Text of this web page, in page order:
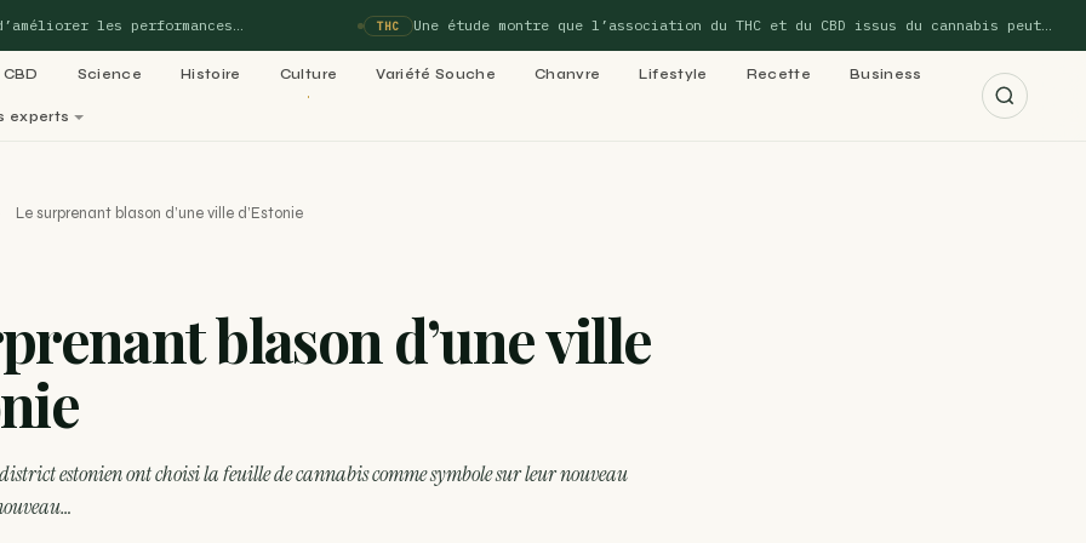
les performances… THC Une étude montre que l’association du THC et du CBD issus du cannabis peut…
CBD Science Histoire Culture Variété Souche Chanvre Lifestyle Recette Business
experts
:
02
Variétés cannabis : le Culture cannabis : le
dans le
99… ACTU
RECETTE
Le surprenant blason d’une ville d’Estonie
blason d’une ville
district estonien ont choisi la feuille de cannabis comme symbole sur leur nouveau